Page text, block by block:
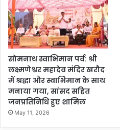
सोमनाथ स्वाभिमान पर्व: श्री
लक्ष्मणेश्वर महादेव मंदिर खरौद
में श्रद्धा और स्वाभिमान के साथ
मनाया गया, सांसद सहित
जनप्रतिनिधि हुए शामिल
May 11, 2026